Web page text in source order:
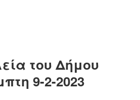
του Δήμου
9-2-2023